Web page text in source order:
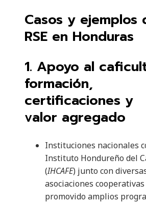
Casos y ejemplos
RSE en Honduras
1. Apoyo al
formación,
certificaciones y
valor agregado
Instituciones nacionales
Instituto Hondureño del
(IHCAFE) junto con
asociaciones
promovido amplios